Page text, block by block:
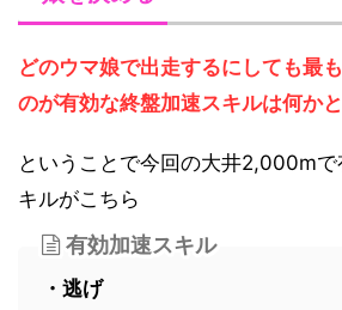
どのウマ娘で出走するにしても最
のが有効な終盤加速スキルは何か
ということで今回の大井2,000mで
キルがこちら
有効加速スキル
・逃げ